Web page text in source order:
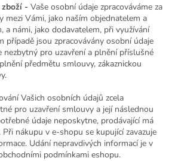
- Vaše osobní údaje zpracováváme za
mezi Vámi, jako naším objednatelem a
a námi, jako dodavatelem, při využívání
případě jsou zpracovávány osobní údaje
nezbytný pro uzavření a plnění příslušné
předmětu smlouvy, zákaznickou
Vašich osobních údajů zcela
pro uzavření smlouvy a její následnou
údaje neposkytne, prodávající má
nákupu v e-shopu se kupující zavazuje
Udání nepravdivých informací je v
podmínkami eshopu.